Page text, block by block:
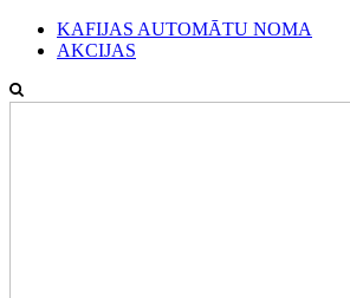
KAFIJAS AUTOMĀTU NOMA
AKCIJAS